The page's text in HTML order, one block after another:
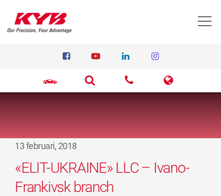
13 februari, 2018
«ELIT-UKRAINE» LLC – Ivano-
Frankivsk branch